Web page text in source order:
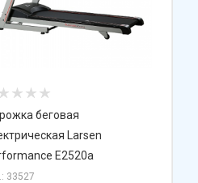
беговая
Larsen
E2520a
33527